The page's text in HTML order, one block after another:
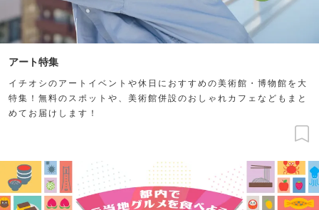
アート特集
イチオシのアートイベントや休日におすすめの美術館・博物館を大
特集！無料のスポットや、美術館併設のおしゃれカフェなどもまと
めてお届けします！